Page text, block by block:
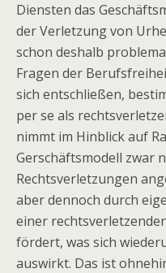
Diensten das
der Verletzung von
schon deshalb
Fragen der
sich entschließen,
per se als
nimmt im Hinblick auf
Gerschäftsmodell zwar
Rechtsverletzungen
aber dennoch durch
einer
fördert, was sich
auswirkt. Das ist